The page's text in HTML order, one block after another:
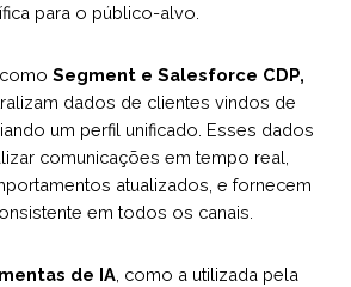
para o público-alvo.
comoSegment e Salesforce CDP,
dados de clientes vindos de
um perfil unificado. Esses dados
comunicações em tempo real,
atualizados, e fornecem
em todos os canais.
de IA , como a utilizada pela